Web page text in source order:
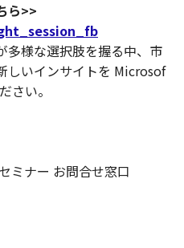
ら>>
多様な選択肢を握る中、市
しいインサイトを Microsof
さい。
ミナー お問合せ窓口